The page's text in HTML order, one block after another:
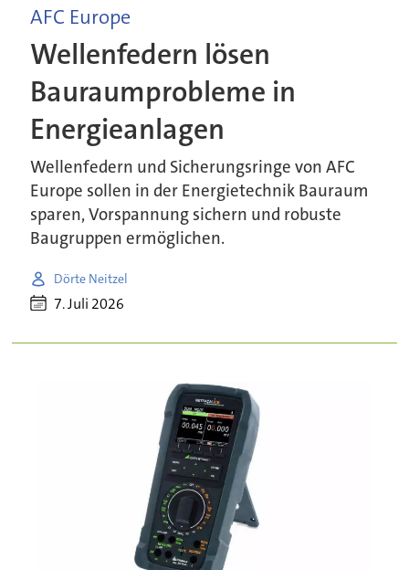
AFC Europe
Wellenfedern lösen
Bauraumprobleme in
Energieanlagen
Wellenfedern und Sicherungsringe von AFC
Europe sollen in der Energietechnik Bauraum
sparen, Vorspannung sichern und robuste
Baugruppen ermöglichen.
Dörte Neitzel
7. Juli 2026